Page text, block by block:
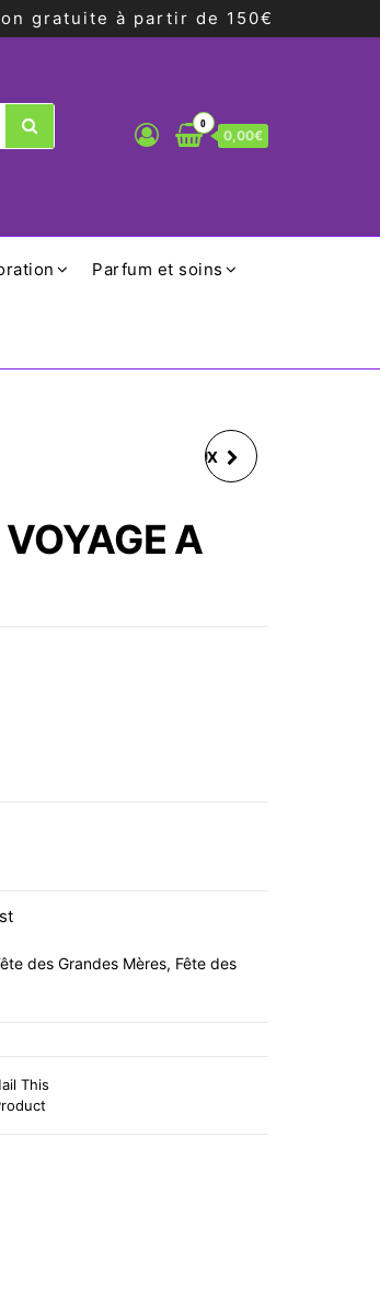
gratuite à partir de 150€
0
0,00€
Parfum et soins
TROUSSE À PINCEAUX
A
DE PEAU
des Grandes Mères, Fête des
This